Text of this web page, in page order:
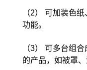
（2） 可加装色
功能。
（3） 可多台组
的产品，如被罩、